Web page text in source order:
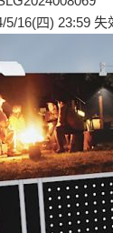
5/16(四) 23:59 失